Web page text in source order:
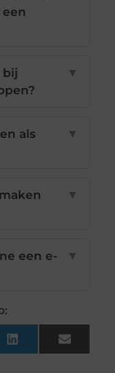
bij
▼
als
▼
▼
een e-
▼
LinkedInEmail